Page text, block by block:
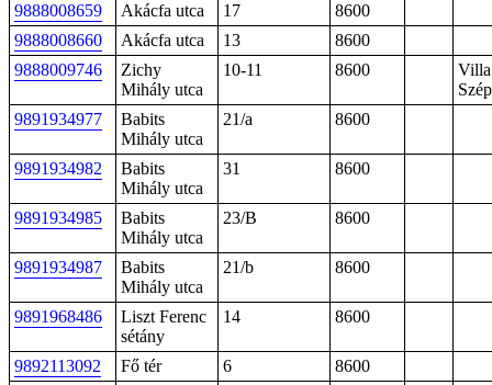
9888008659
Akácfa utca 17
8600
9888008660
Akácfa utca 13
8600
9888009746
Zichy
Mihály utca
10-11 8600
Villa
9891934977
Babits
Mihály utca
21/a 8600
9891934982
Babits
Mihály utca
31 8600
9891934985
Babits
Mihály utca
23/B 8600
9891934987
Babits
Mihály utca
21/b 8600
9891968486
Liszt Ferenc
sétány
14 8600
9892113092 Fő tér 6
8600